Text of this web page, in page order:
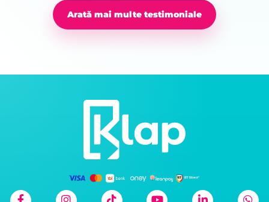
Arată mai multe testimoniale